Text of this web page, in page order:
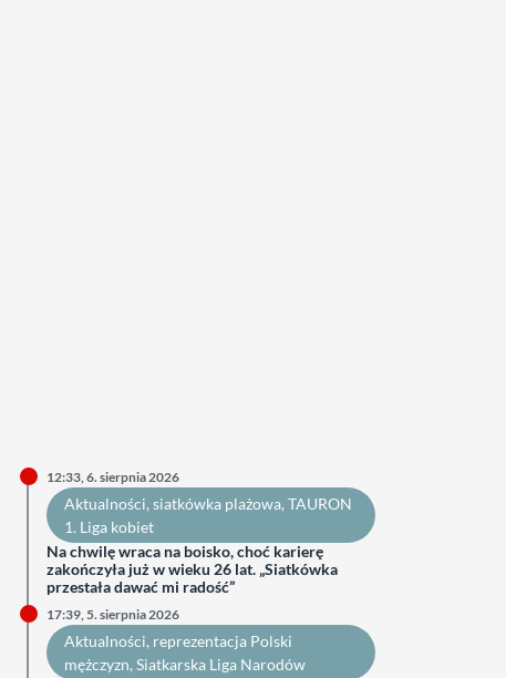
12:33, 6. sierpnia 2026
Aktualności, siatkówka plażowa, TAURON
1. Liga kobiet
Na chwilę wraca na boisko, choć karierę
zakończyła już w wieku 26 lat. „Siatkówka
przestała dawać mi radość”
17:39, 5. sierpnia 2026
Aktualności, reprezentacja Polski
mężczyzn, Siatkarska Liga Narodów